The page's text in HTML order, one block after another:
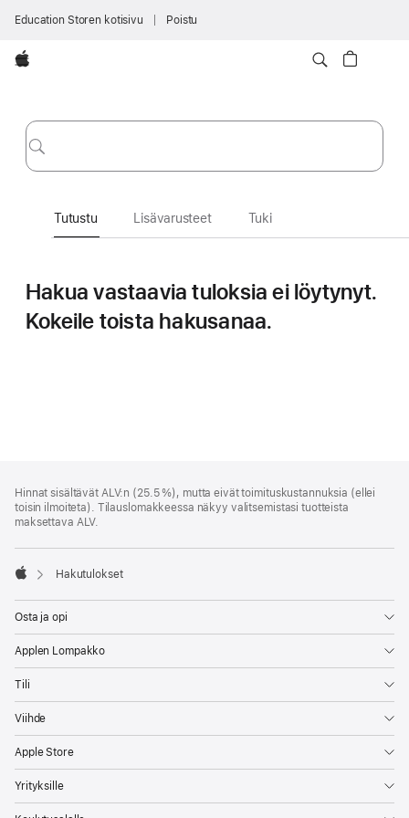
Education Storen kotisivu Poistu
Apple
Lähetä
Tutustu Lisävarusteet Tuki
Hakua vastaavia tuloksia ei löytynyt.
Kokeile toista hakusanaa.
Hinnat sisältävät ALV:n (25.5 %), mutta eivät toimitus­kustannuksia (ellei
toisin ilmoiteta). Tilauslomakkeessa näkyy valitsemistasi tuotteista
maksettava ALV.
Hakutulokset
Osta ja opi
Applen Lompakko
Tili
Viihde
Apple Store
Yrityksille